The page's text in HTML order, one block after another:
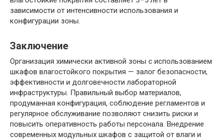
зависимости от интенсивности использования и
конфигурации зоны.
Заключение
Организация химически активной зоны с использованием
шкафов влагостойкого покрытия — залог безопасности,
эффективности и долговечности лабораторной
инфраструктуры. Правильный выбор материалов,
продуманная конфигурация, соблюдение регламентов и
регулярное обслуживание позволяют снизить риски и
повысить оперативность работы персонала. Внедрение
современных модульных шкафов с защитой от влаги и